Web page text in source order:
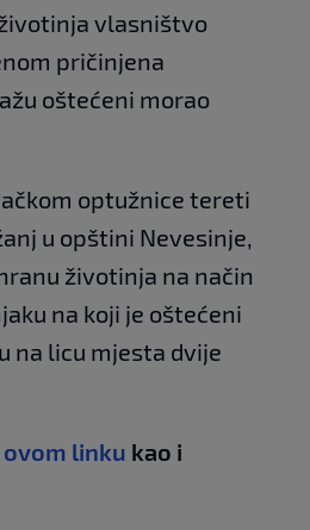
vlasništvo
pričinjena
oštećeni morao
optužnice tereti
u opštini Nevesinje,
životinja na način
na koji je oštećeni
na licu mjesta dvije
ovom linku kao i